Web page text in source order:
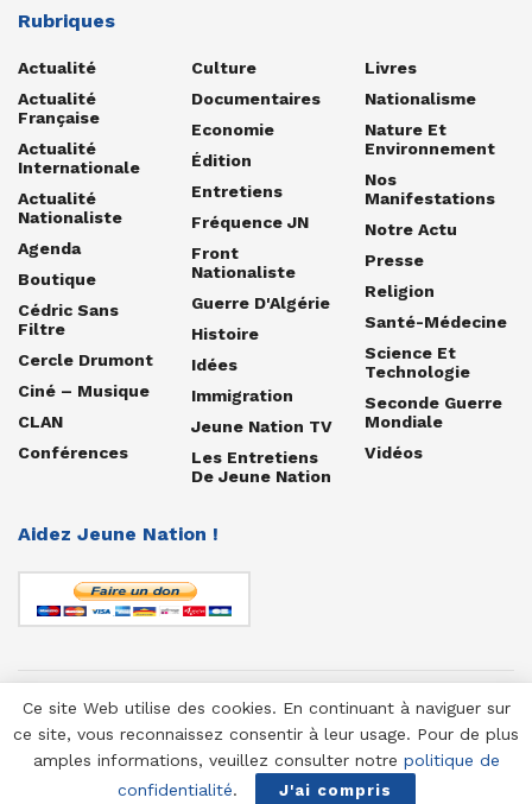
Rubriques
Actualité
Actualité
Française
Actualité
Internationale
Actualité
Nationaliste
Agenda
Boutique
Cédric Sans
Filtre
Cercle Drumont
Ciné – Musique
CLAN
Conférences
Culture
Documentaires
Economie
Édition
Entretiens
Fréquence JN
Front
Nationaliste
Guerre D'Algérie
Histoire
Idées
Immigration
Jeune Nation TV
Les Entretiens
De Jeune Nation
Livres
Nationalisme
Nature Et
Environnement
Nos
Manifestations
Notre Actu
Presse
Religion
Santé-Médecine
Science Et
Technologie
Seconde Guerre
Mondiale
Vidéos
Aidez Jeune Nation !
© 1958-2025 Jeune Nation
Ce site Web utilise des cookies. En continuant à naviguer sur
ce site, vous reconnaissez consentir à leur usage. Pour de plus
amples informations, veuillez consulter notre politique de
confidentialité. J'ai compris